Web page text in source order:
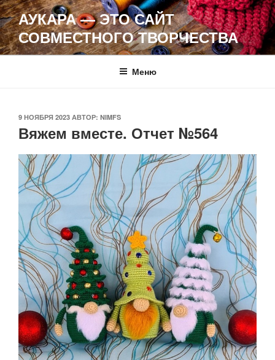
Перейти
к
содержимому
АУКАРА — ЭТО САЙТ
СОВМЕСТНОГО ТВОРЧЕСТВА
Меню
ОПУБЛИКОВАНО
9 НОЯБРЯ 2023 АВТОР: NIMFS
Вяжем вместе. Отчет №564